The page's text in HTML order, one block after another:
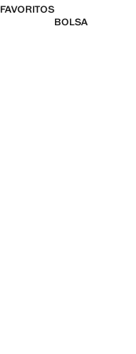
FAVORITOS
BOLSA